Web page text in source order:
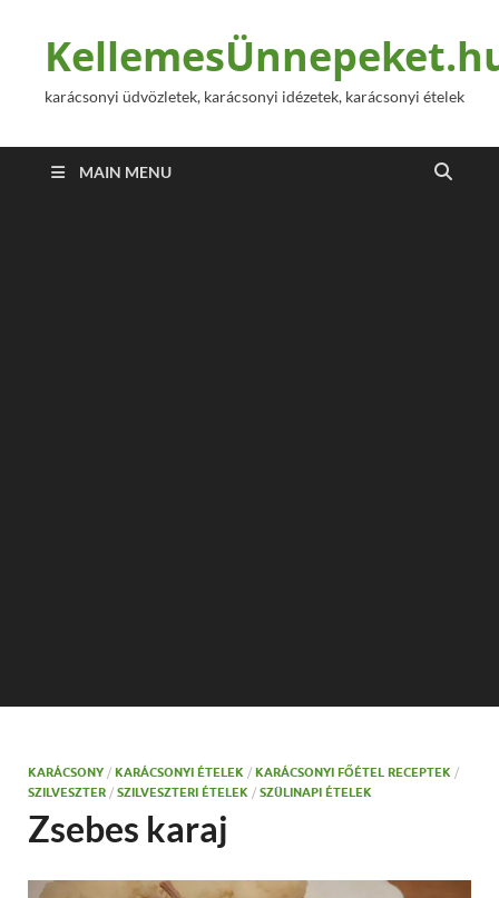
karácsonyi üdvözletek, karácsonyi idézetek, karácsonyi ételek
MAIN MENU
KARÁCSONY / KARÁCSONYI ÉTELEK / KARÁCSONYI FŐÉTEL RECEPTEK /
SZILVESZTER / SZILVESZTERI ÉTELEK / SZÜLINAPI ÉTELEK
Zsebes karaj